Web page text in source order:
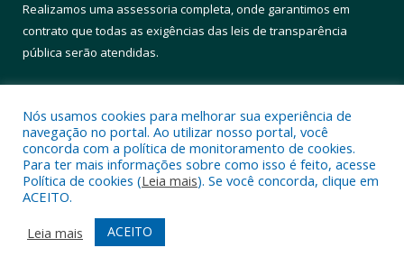
Realizamos uma assessoria completa, onde garantimos em
contrato que todas as exigências das leis de transparência
pública serão atendidas.
Todos os direitos reservados a Prefeitura Municipal de Altamira.
Mapa do Site
Acessar Área Administrativa
Acessar Webmail
Nós usamos cookies para melhorar sua experiência de
navegação no portal. Ao utilizar nosso portal, você
concorda com a política de monitoramento de cookies.
Para ter mais informações sobre como isso é feito, acesse
Política de cookies (Leia mais). Se você concorda, clique em
ACEITO.
Leia mais
ACEITO